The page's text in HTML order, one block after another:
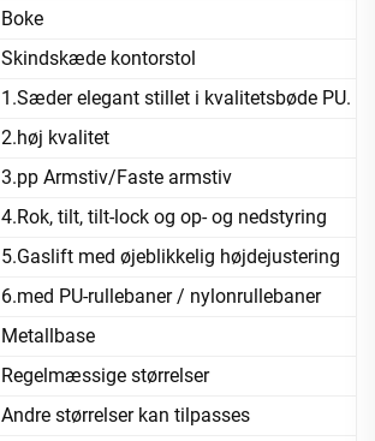
Boke
Skindskæde kontorstol
1.Sæder elegant stillet i kvalitetsbøde PU.
2.høj kvalitet
3.pp Armstiv/Faste armstiv
4.Rok, tilt, tilt-lock og op- og nedstyring
5.Gaslift med øjeblikkelig højdejustering
6.med PU-rullebaner / nylonrullebaner
Metallbase
Regelmæssige størrelser
Andre størrelser kan tilpasses